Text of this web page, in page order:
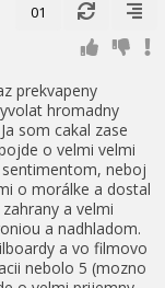
01
prekvapeny
hromadny
som cakal zase
o velmi velmi
neboj
o morálke a dostal
a velmi
a nadhladom.
a vo filmovo
nebolo 5 (mozno